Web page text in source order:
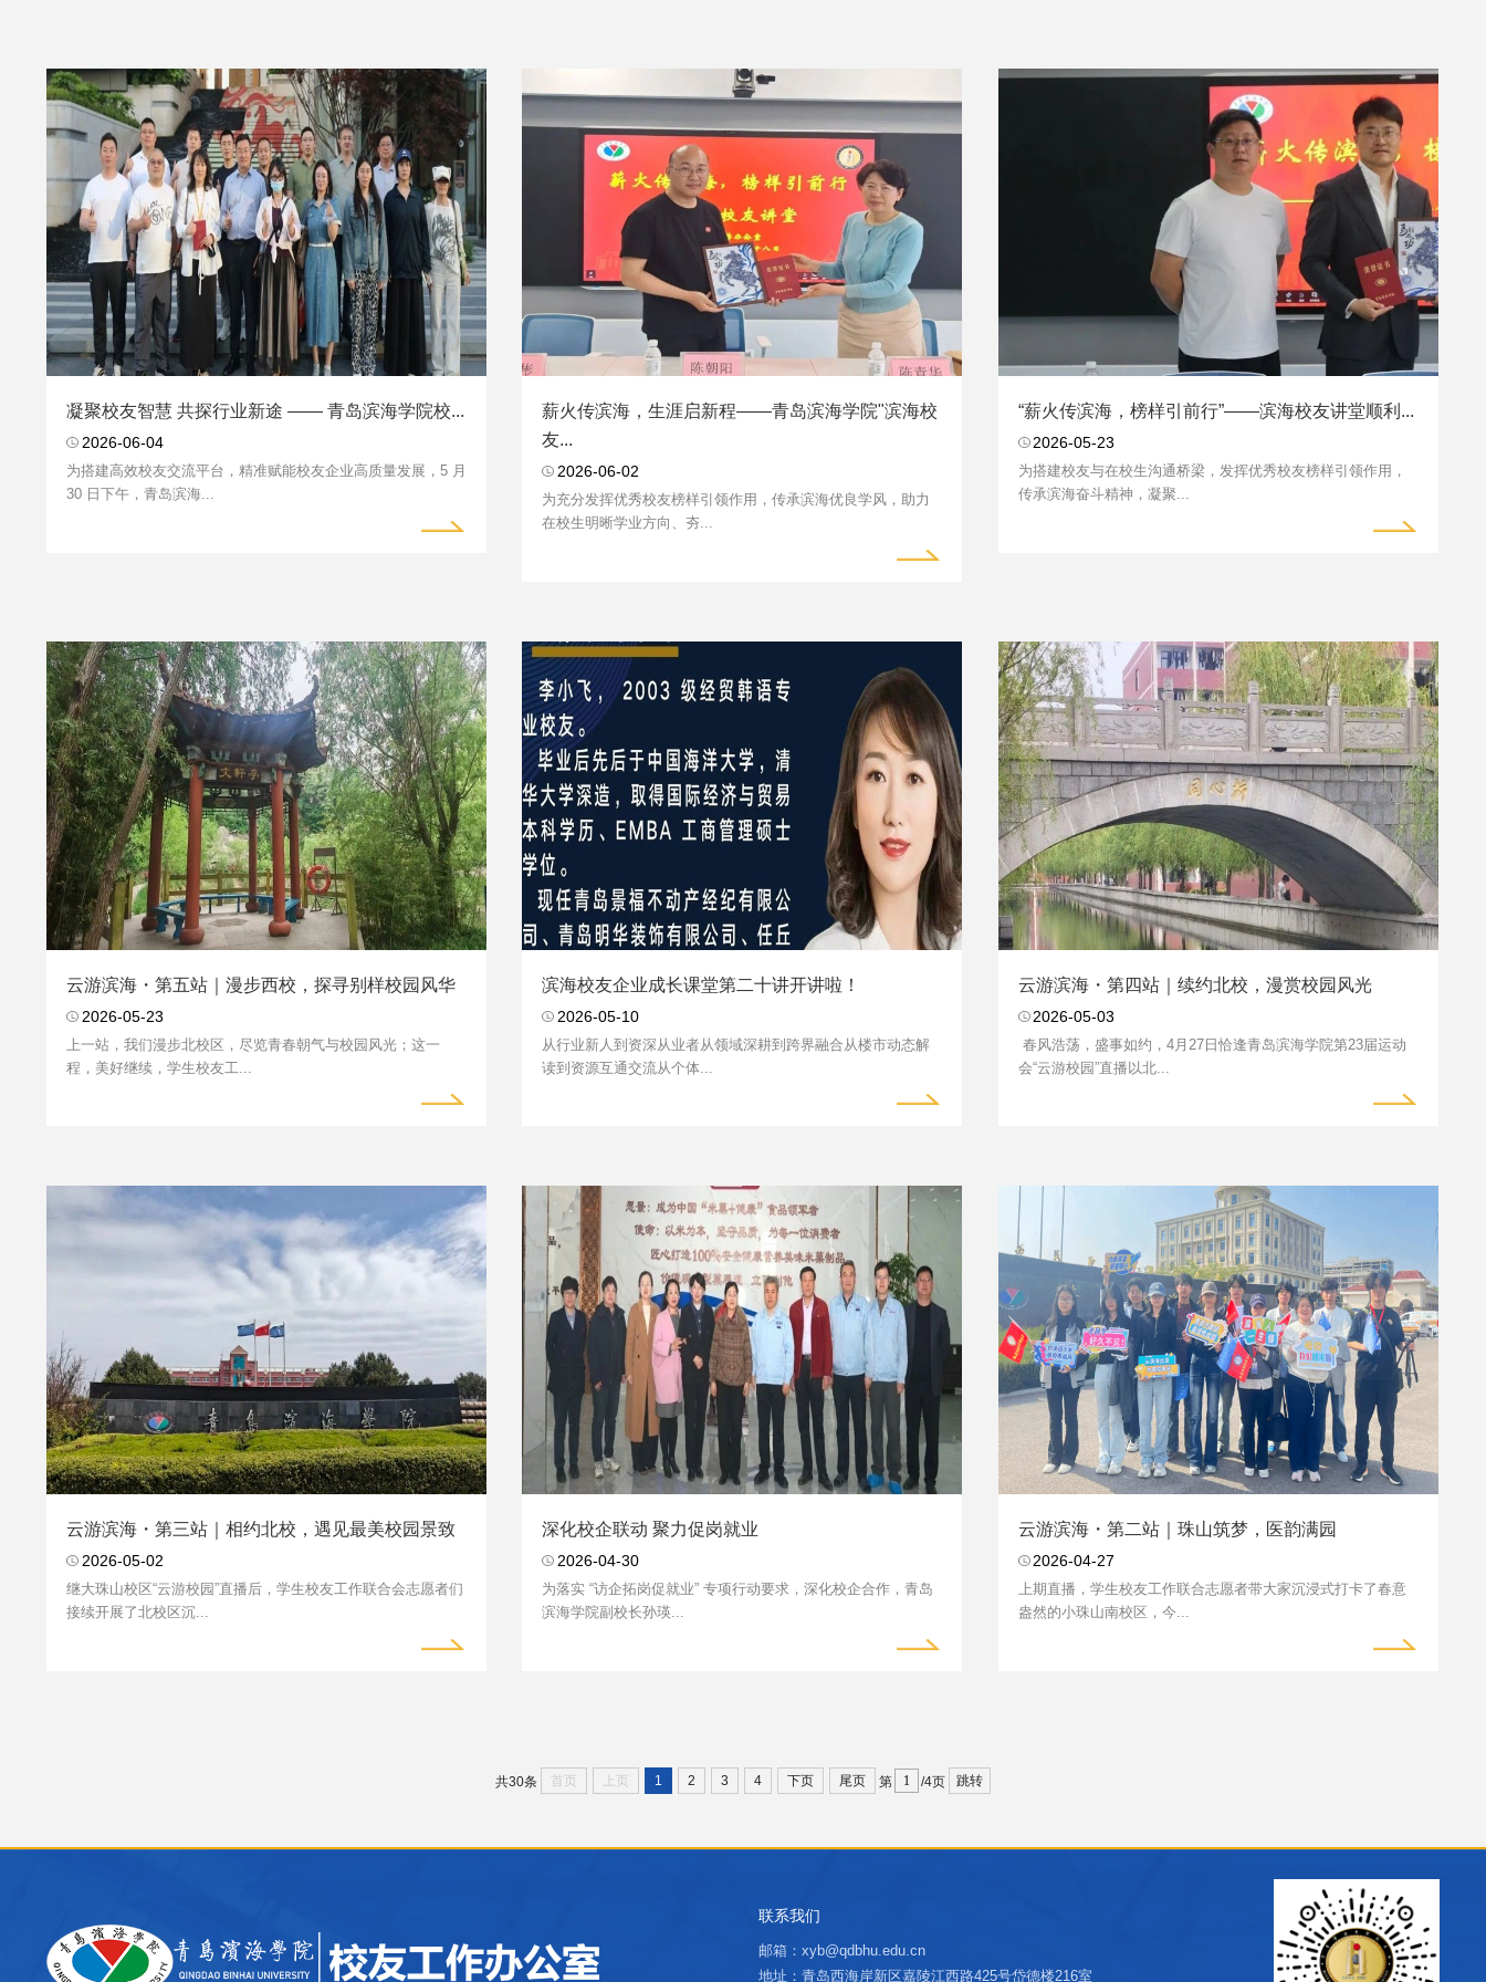
凝聚校友智慧 共探行业新途 —— 青岛滨海学院校...
2026-06-04
为搭建高效校友交流平台，精准赋能校友企业高质量发展，5 月
30 日下午，青岛滨海...
薪火传滨海，生涯启新程——青岛滨海学院"滨海校
友...
2026-06-02
为充分发挥优秀校友榜样引领作用，传承滨海优良学风，助力
在校生明晰学业方向、夯...
“薪火传滨海，榜样引前行”——滨海校友讲堂顺利...
2026-05-23
为搭建校友与在校生沟通桥梁，发挥优秀校友榜样引领作用，
传承滨海奋斗精神，凝聚...
云游滨海・第五站｜漫步西校，探寻别样校园风华
2026-05-23
上一站，我们漫步北校区，尽览青春朝气与校园风光；这一
程，美好继续，学生校友工...
滨海校友企业成长课堂第二十讲开讲啦！
2026-05-10
从行业新人到资深从业者从领域深耕到跨界融合从楼市动态解
读到资源互通交流从个体...
云游滨海・第四站｜续约北校，漫赏校园风光
2026-05-03
春风浩荡，盛事如约，4月27日恰逢青岛滨海学院第23届运动
会“云游校园”直播以北...
云游滨海・第三站｜相约北校，遇见最美校园景致
2026-05-02
继大珠山校区“云游校园”直播后，学生校友工作联合会志愿者们
接续开展了北校区沉...
深化校企联动 聚力促岗就业
2026-04-30
为落实 “访企拓岗促就业” 专项行动要求，深化校企合作，青岛
滨海学院副校长孙瑛...
云游滨海・第二站｜珠山筑梦，医韵满园
2026-04-27
上期直播，学生校友工作联合志愿者带大家沉浸式打卡了春意
盎然的小珠山南校区，今...
共30条 首页 上页 1 2 3 4 下页 尾页 第 /4页 跳转
联系我们
邮箱：xyb@qdbhu.edu.cn
地址：青岛西海岸新区嘉陵江西路425号岱德楼216室